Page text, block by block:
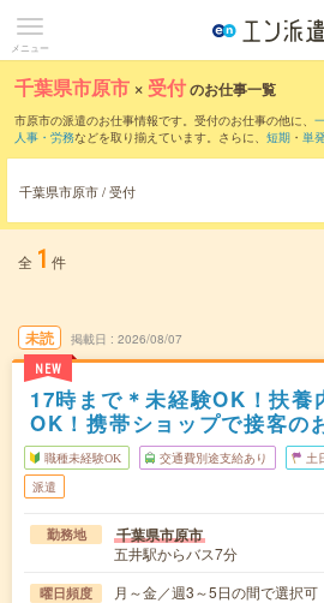
メニュー
千葉県市原市 × 受付のお仕事一覧
市原市の派遣のお仕事情報です。受付のお仕事の他に、
人事・労務などを取り揃えています。さらに、 短期 ・ 単
千葉県市原市 / 受付
全 1 件
未読
NEW
掲載日 2026/08/07
17時まで＊未経験OK！扶養
OK！携帯ショップで接客の
職種未経験OK 交通費別途支給あり 土
派遣
勤務地 千葉県市原市
五井駅からバス7分
曜日頻度
月～金／週3～5日の間で選択